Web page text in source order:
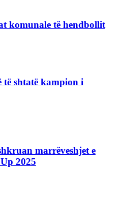
komunale të hendbollit
të shtatë kampion i
marrëveshjet e
2025